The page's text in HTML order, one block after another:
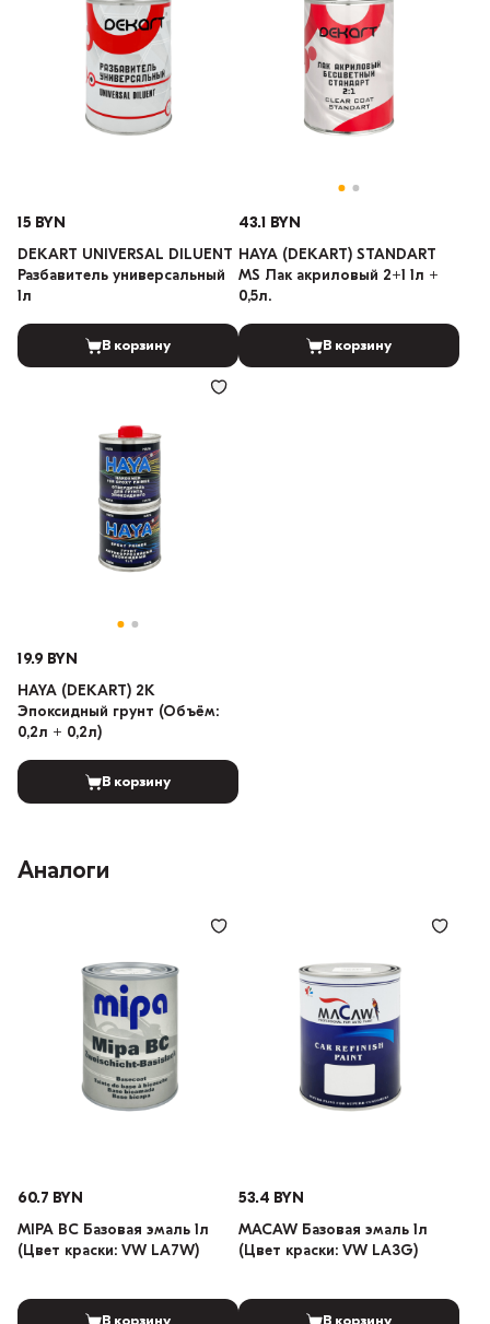
15 BYN
DEKART UNIVERSAL DILUENT
Разбавитель универсальный
1л
В корзину
43.1 BYN
HAYA (DEKART) STANDART
MS Лак акриловый 2+1 1л +
0,5л.
В корзину
19.9 BYN
HAYA (DEKART) 2K
Эпоксидный грунт (Объём:
0,2л + 0,2л)
В корзину
Аналоги
60.7 BYN
MIPA BC Базовая эмаль 1л
(Цвет краски: VW LA7W)
В корзину
53.4 BYN
MACAW Базовая эмаль 1л
(Цвет краски: VW LA3G)
В корзину